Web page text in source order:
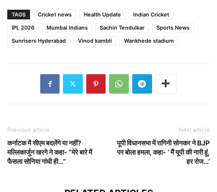
TAGS Cricket news Health Update
Indian Cricket
IPL 2026
Mumbai Indians Sachin Tendulkar
Sports News
Sunrisers Hyderabad
Vinod kambli Wankhede stadium
Previous article
कर्नाटक में सीएम बदलेंगे या नहीं?
मल्लिकार्जुन खरगे ने कहा- “मेरे बारे में
फैसला सोनिया गांधी ही…”
Next article
यूपी विधानसभा में रागिनी सोनकर ने BJP
पर बोला हमला, कहा- ‘ मैं यूपी की नारी हूं,
हर रोज…’